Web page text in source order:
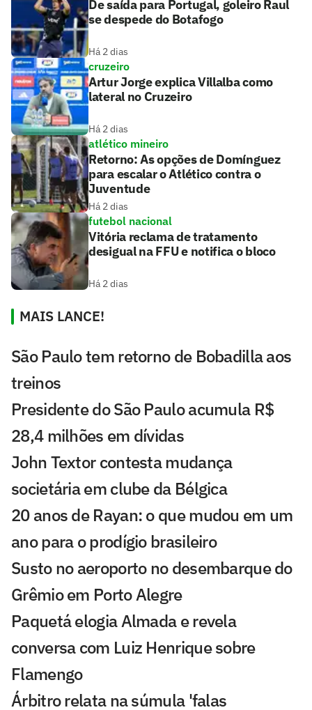
De saída para Portugal, goleiro Raul
se despede do Botafogo
Há 2 dias
cruzeiro
Artur Jorge explica Villalba como
lateral no Cruzeiro
Há 2 dias
atlético mineiro
Retorno: As opções de Domínguez
para escalar o Atlético contra o
Juventude
Há 2 dias
futebol nacional
Vitória reclama de tratamento
desigual na FFU e notifica o bloco
Há 2 dias
MAIS LANCE!
São Paulo tem retorno de Bobadilla aos
treinos
Presidente do São Paulo acumula R$
28,4 milhões em dívidas
John Textor contesta mudança
societária em clube da Bélgica
20 anos de Rayan: o que mudou em um
ano para o prodígio brasileiro
Susto no aeroporto no desembarque do
Grêmio em Porto Alegre
Paquetá elogia Almada e revela
conversa com Luiz Henrique sobre
Flamengo
Árbitro relata na súmula 'falas